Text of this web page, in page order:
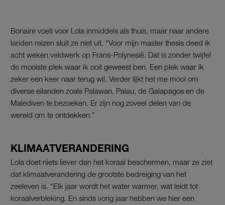
Bonaire voelt voor Lola inmiddels als thuis, maar naar andere
landen reizen sluit ze niet uit. “Voor mijn master thesis deed ik
acht weken veldwerk op Frans-Polynesië. Dat is zonder twijfel
de mooiste plek waar ik ooit geweest ben. Een plek waar ik
zeker een keer naar terug wil. Verder lijkt het me mooi om
diverse eilanden zoals Palawan, Palau, de Galapagos en de
Malediven te bezoeken. Er zijn nog zoveel delen van de
wereld om te ontdekken.”
KLIMAATVERANDERING
Lola doet niets liever dan het koraal beschermen, maar ze ziet
dat klimaatverandering de grootste bedreiging van het
zeeleven is. “Elk jaar wordt het water warmer, wat leidt tot
koraalverbleking. En sinds vorig jaar hebben we hier een